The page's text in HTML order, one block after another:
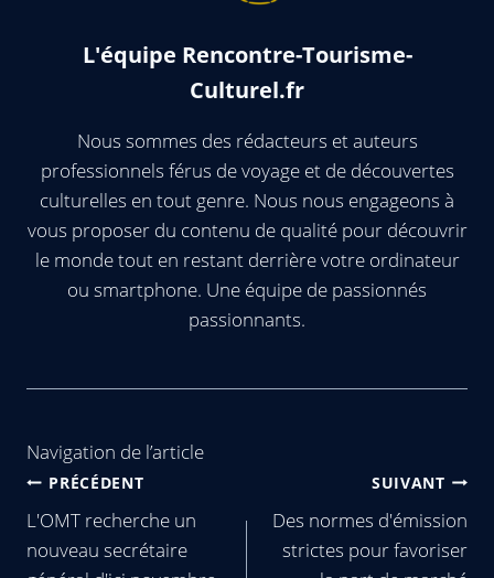
L'équipe Rencontre-Tourisme-
Culturel.fr
Nous sommes des rédacteurs et auteurs
professionnels férus de voyage et de découvertes
culturelles en tout genre. Nous nous engageons à
vous proposer du contenu de qualité pour découvrir
le monde tout en restant derrière votre ordinateur
ou smartphone. Une équipe de passionnés
passionnants.
Navigation de l’article
PRÉCÉDENT
L'OMT recherche un
nouveau secrétaire
SUIVANT
Des normes d'émission
strictes pour favoriser